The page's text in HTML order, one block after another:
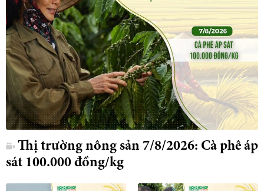
Thị trường nông sản 7/8/2026: Cà phê áp
sát 100.000 đồng/kg